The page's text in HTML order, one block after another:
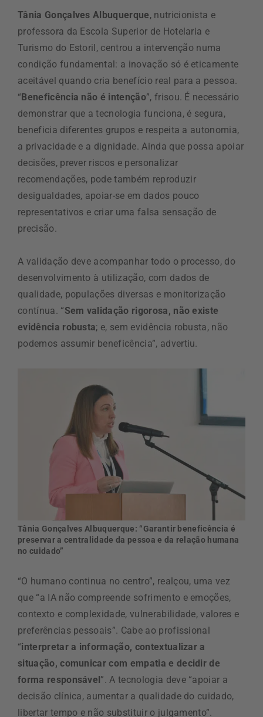
Tânia Gonçalves Albuquerque, nutricionista e
professora da Escola Superior de Hotelaria e
Turismo do Estoril, centrou a intervenção numa
condição fundamental: a inovação só é eticamente
aceitável quando cria benefício real para a pessoa.
“Beneficência não é intenção”, frisou. É necessário
demonstrar que a tecnologia funciona, é segura,
beneficia diferentes grupos e respeita a autonomia,
a privacidade e a dignidade. Ainda que possa apoiar
decisões, prever riscos e personalizar
recomendações, pode também reproduzir
desigualdades, apoiar-se em dados pouco
representativos e criar uma falsa sensação de
precisão.
A validação deve acompanhar todo o processo, do
desenvolvimento à utilização, com dados de
qualidade, populações diversas e monitorização
contínua. “Sem validação rigorosa, não existe
evidência robusta; e, sem evidência robusta, não
podemos assumir beneficência”, advertiu.
Tânia Gonçalves Albuquerque: “Garantir beneficência é
preservar a centralidade da pessoa e da relação humana
no cuidado”
“O humano continua no centro”, realçou, uma vez
que “a IA não compreende sofrimento e emoções,
contexto e complexidade, vulnerabilidade, valores e
preferências pessoais”. Cabe ao profissional
“interpretar a informação, contextualizar a
situação, comunicar com empatia e decidir de
forma responsável”. A tecnologia deve “apoiar a
decisão clínica, aumentar a qualidade do cuidado,
libertar tempo e não substituir o julgamento”.